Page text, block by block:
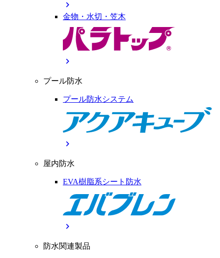
chevron_right
金物・水切・笠木
chevron_right
プール防水
プール防水システム
chevron_right
屋内防水
EVA樹脂系シート防水
chevron_right
防水関連製品